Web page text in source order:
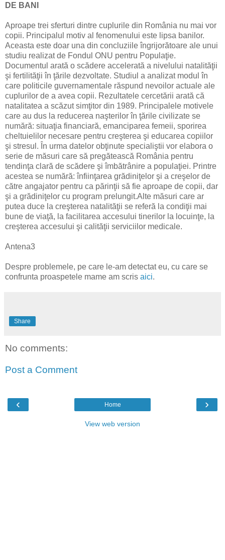
DE BANI
Aproape trei sferturi dintre cuplurile din România nu mai vor
copii. Principalul motiv al fenomenului este lipsa banilor.
Aceasta este doar una din concluziile îngrijorătoare ale unui
studiu realizat de Fondul ONU pentru Populaţie.
Documentul arată o scădere accelerată a nivelului natalităţii
şi fertilităţii în ţările dezvoltate. Studiul a analizat modul în
care politicile guvernamentale răspund nevoilor actuale ale
cuplurilor de a avea copii. Rezultatele cercetării arată că
natalitatea a scăzut simţitor din 1989. Principalele motivele
care au dus la reducerea naşterilor în ţările civilizate se
numără: situaţia financiară, emanciparea femeii, sporirea
cheltuielilor necesare pentru creşterea şi educarea copiilor
şi stresul. În urma datelor obţinute specialiştii vor elabora o
serie de măsuri care să pregătească România pentru
tendinţa clară de scădere şi îmbătrânire a populaţiei. Printre
acestea se numără: înfiinţarea grădiniţelor şi a creşelor de
către angajator pentru ca părinţii să fie aproape de copii, dar
şi a grădiniţelor cu program prelungit.Alte măsuri care ar
putea duce la creşterea natalităţii se referă la condiţii mai
bune de viaţă, la facilitarea accesului tinerilor la locuinţe, la
creşterea accesului şi calităţii serviciilor medicale.
Antena3
Despre problemele, pe care le-am detectat eu, cu care se
confrunta proaspetele mame am scris aici.
Share
No comments:
Post a Comment
‹ ›
Home
View web version